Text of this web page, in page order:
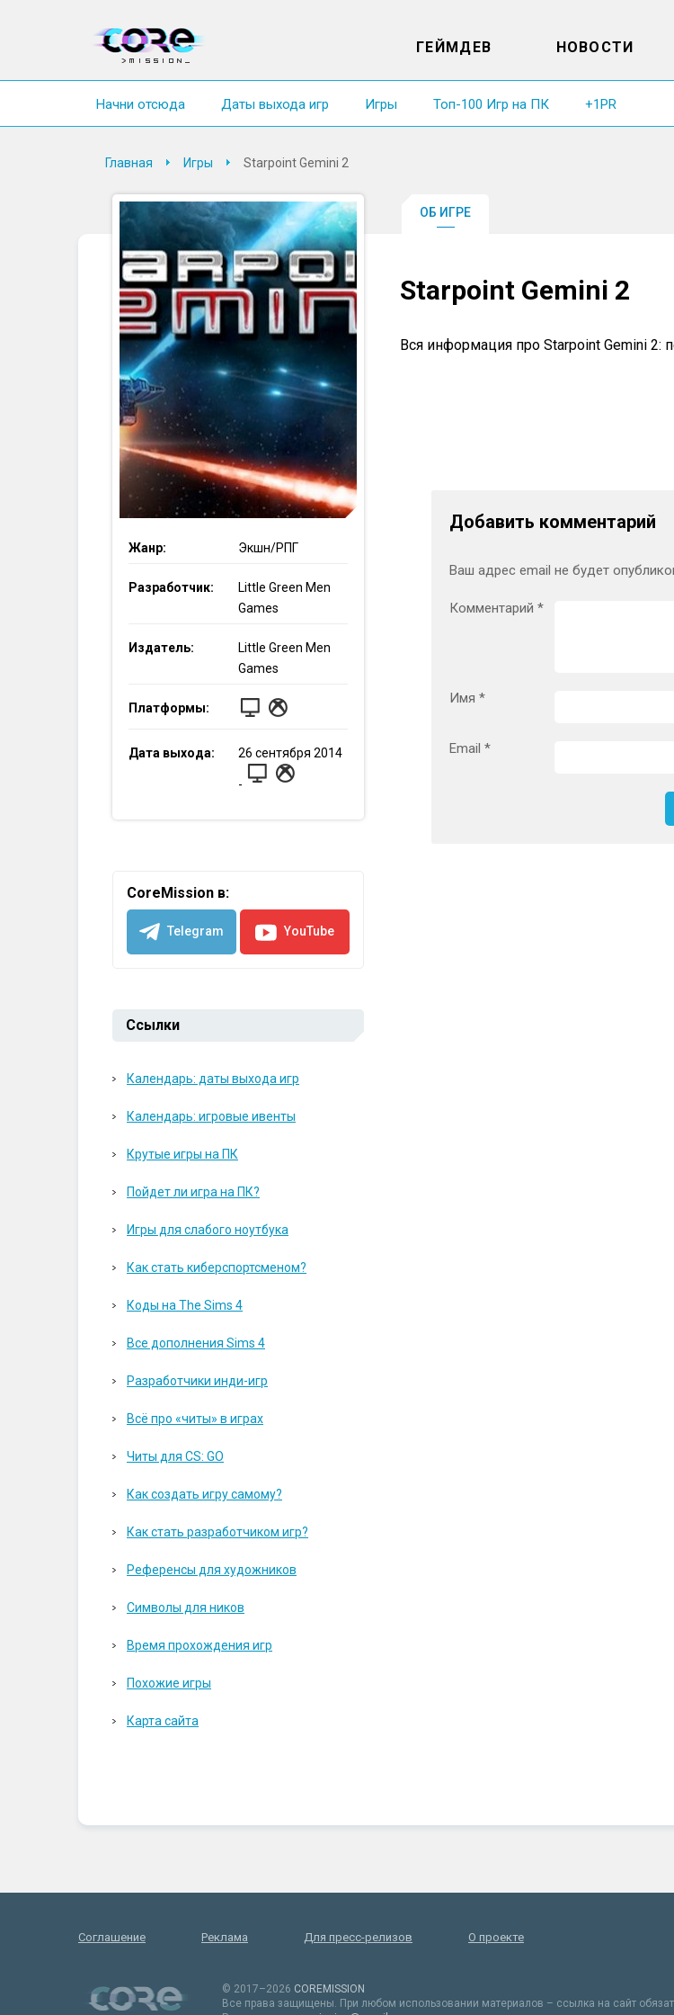
ГЕЙМДЕВ НОВОСТИ
Начни отсюда Даты выхода игр Игры Топ-100 Игр на ПК +1PR
Главная Игры Starpoint Gemini 2
ОБ ИГРЕ
Starpoint Gemini 2
Вся информация про Starpoint Gemini
Добавить комментарий
Ваш адрес email не будет
Комментарий *
Имя *
Email *
Жанр: Экшн/РПГ
Разработчик:
Little Green Men
Games
Издатель:
Little Green Men
Games
Платформы:
Дата выхода: 26 сентября 2014
-
CoreMission в:
Telegram YouTube
Ссылки
Календарь: даты выхода игр
Календарь: игровые ивенты
Крутые игры на ПК
Пойдет ли игра на ПК?
Игры для слабого ноутбука
Как стать киберспортсменом?
Коды на The Sims 4
Все дополнения Sims 4
Разработчики инди-игр
Всё про «читы» в играх
Читы для CS: GO
Как создать игру самому?
Как стать разработчиком игр?
Референсы для художников
Символы для ников
Время прохождения игр
Похожие игры
Карта сайта
Соглашение Реклама Для пресс-релизов О проекте
© 2017–2026 COREMISSION
Все права защищены. При любом использовании материалов – ссылка на сайт